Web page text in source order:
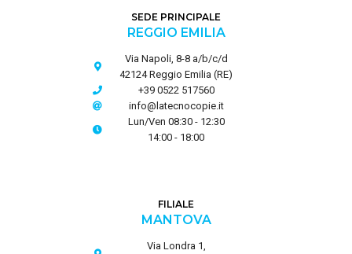
SEDE PRINCIPALE
REGGIO EMILIA
Via Napoli, 8-8 a/b/c/d
42124 Reggio Emilia (RE)
+39 0522 517560
info@latecnocopie.it
Lun/Ven 08:30 - 12:30
14:00 - 18:00
FILIALE
MANTOVA
Via Londra 1,